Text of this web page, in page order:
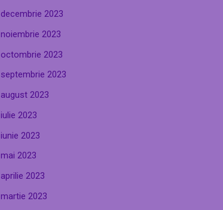
decembrie 2023
noiembrie 2023
octombrie 2023
septembrie 2023
august 2023
iulie 2023
iunie 2023
mai 2023
aprilie 2023
martie 2023